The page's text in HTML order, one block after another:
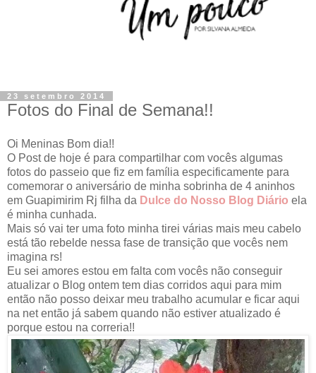
23 setembro 2014
Fotos do Final de Semana!!
Oi Meninas Bom dia!!
O Post de hoje é para compartilhar com vocês algumas
fotos do passeio que fiz em família especificamente para
comemorar o aniversário de minha sobrinha de 4 aninhos
em Guapimirim Rj filha da Dulce do Nosso Blog Diário ela
é minha cunhada.
Mais só vai ter uma foto minha tirei várias mais meu cabelo
está tão rebelde nessa fase de transição que vocês nem
imagina rs!
Eu sei amores estou em falta com vocês não conseguir
atualizar o Blog ontem tem dias corridos aqui para mim
então não posso deixar meu trabalho acumular e ficar aqui
na net então já sabem quando não estiver atualizado é
porque estou na correria!!